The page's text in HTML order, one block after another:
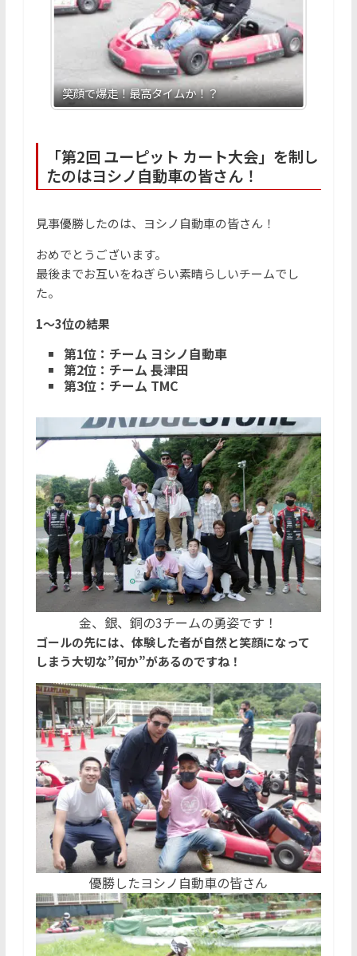
笑顔で爆走！最高タイムか！？
「第2回 ユーピット カート大会」を制し
たのはヨシノ自動車の皆さん！
見事優勝したのは、ヨシノ自動車の皆さん！
おめでとうございます。
最後までお互いをねぎらい素晴らしいチームでし
た。
1〜3位の結果
第1位：チーム ヨシノ自動車
第2位：チーム 長津田
第3位：チーム TMC
金、銀、銅の3チームの勇姿です！
ゴールの先には、体験した者が自然と笑顔になって
しまう大切な”何か”があるのですね！
優勝したヨシノ自動車の皆さん